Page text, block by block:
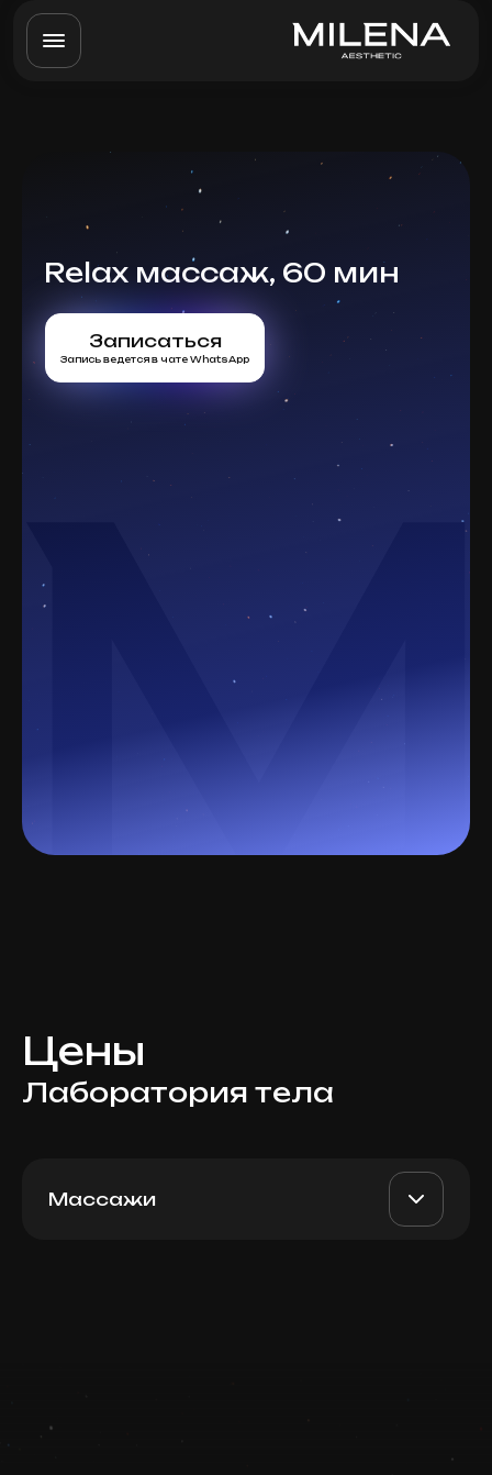
Relax массаж, 60 мин
Записаться
Запись ведется в чате WhatsApp
Цены
Лаборатория тела
Массажи